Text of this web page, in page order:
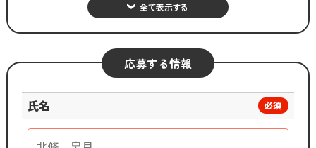
全て表示する
応募する情報
氏名 必須